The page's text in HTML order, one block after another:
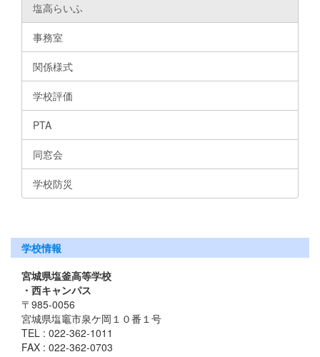
塩高らいふ
事務室
関係様式
学校評価
PTA
同窓会
学校防災
学校情報
宮城県塩釜高等学校
・西キャンパス
〒985-0056
宮城県塩竈市泉ケ岡１０番１号
TEL : 022-362-1011
FAX : 022-362-0703